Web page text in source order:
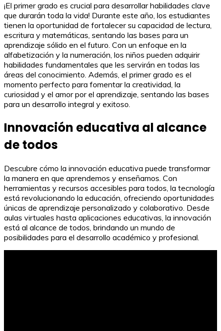
¡El primer grado es crucial para desarrollar habilidades clave
que durarán toda la vida! Durante este año, los estudiantes
tienen la oportunidad de fortalecer su capacidad de lectura,
escritura y matemáticas, sentando las bases para un
aprendizaje sólido en el futuro. Con un enfoque en la
alfabetización y la numeración, los niños pueden adquirir
habilidades fundamentales que les servirán en todas las
áreas del conocimiento. Además, el primer grado es el
momento perfecto para fomentar la creatividad, la
curiosidad y el amor por el aprendizaje, sentando las bases
para un desarrollo integral y exitoso.
Innovación educativa al alcance
de todos
Descubre cómo la innovación educativa puede transformar
la manera en que aprendemos y enseñamos. Con
herramientas y recursos accesibles para todos, la tecnología
está revolucionando la educación, ofreciendo oportunidades
únicas de aprendizaje personalizado y colaborativo. Desde
aulas virtuales hasta aplicaciones educativas, la innovación
está al alcance de todos, brindando un mundo de
posibilidades para el desarrollo académico y profesional.